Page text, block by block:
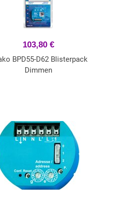
103,80 €
BPD55-D62 Blisterpack
Dimmen